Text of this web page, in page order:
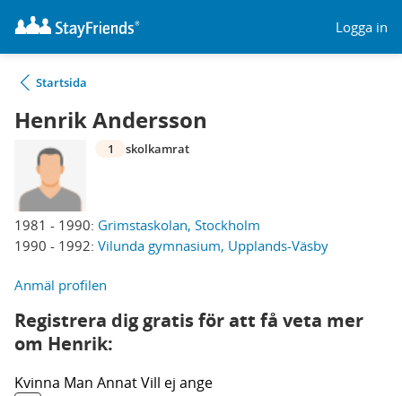
Logga in
Startsida
Henrik Andersson
1981 - 1990: Grimstaskolan, Stockholm
1990 - 1992: Vilunda gymnasium, Upplands-Väsby
1 skolkamrat
Anmäl profilen
Registrera dig gratis för att få veta mer
om Henrik:
Kvinna Man AnnatVill ej ange